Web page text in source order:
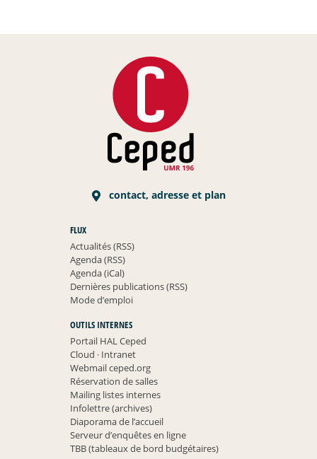
contact, adresse et plan
FLUX
Actualités (RSS)
Agenda (RSS)
Agenda (iCal)
Dernières publications (RSS)
Mode d’emploi
OUTILS INTERNES
Portail HAL Ceped
Cloud ·Intranet
Webmail ceped.org
Réservation de salles
Mailing listes internes
Infolettre (archives)
Diaporama de l’accueil
Serveur d’enquêtes en ligne
TBB (tableaux de bord budgétaires)